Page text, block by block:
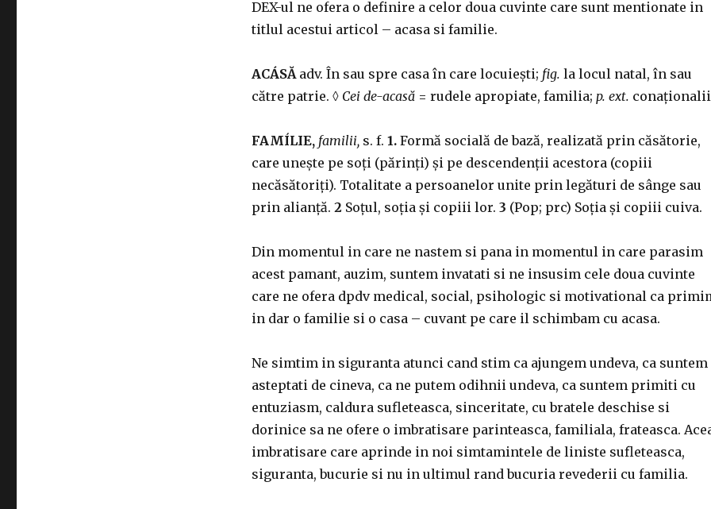
DEX-ul ne ofera o definire a celor doua cuvinte care sunt mentionate in
titlul acestui articol – acasa si familie.
ACÁSĂadv. În sau spre casa în care locuiești; fig. la locul natal, în sau
către patrie. ◊ Cei de-acasă= rudele apropiate, familia; p. ext.
FAMÍLIE, familii, s. f. 1.Formă socială de bază, realizată prin căsătorie,
care unește pe soți (părinți) și pe descendenții acestora (copiii
necăsătoriți). Totalitate a persoanelor unite prin legături de sânge sau
prin alianță. 2 Soțul, soția și copiii lor. 3 (Pop; prc) Soția și copiii cuiva.
Din momentul in care ne nastem si pana in momentul in care parasim
acest pamant, auzim, suntem invatati si ne insusim cele doua cuvinte
care ne ofera dpdv medical, social, psihologic si motivational ca
in dar o familie si o casa – cuvant pe care il schimbam cu acasa.
Ne simtim in siguranta atunci cand stim ca ajungem undeva, ca suntem
asteptati de cineva, ca ne putem odihnii undeva, ca suntem primiti cu
entuziasm, caldura sufleteasca, sinceritate, cu bratele deschise si
dorinice sa ne ofere o imbratisare parinteasca, familiala, frateasca.
imbratisare care aprinde in noi simtamintele de liniste sufleteasca,
siguranta, bucurie si nu in ultimul rand bucuria revederii cu familia.